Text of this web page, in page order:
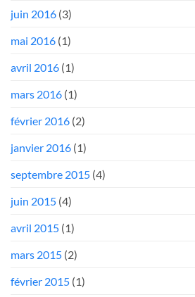
juin 2016 (3)
mai 2016 (1)
avril 2016 (1)
mars 2016 (1)
février 2016 (2)
janvier 2016 (1)
septembre 2015 (4)
juin 2015 (4)
avril 2015 (1)
mars 2015 (2)
février 2015 (1)